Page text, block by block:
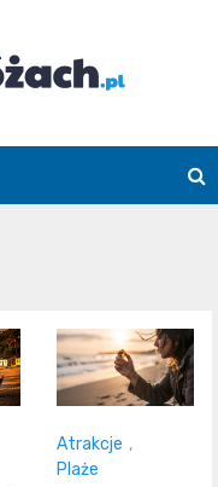
Atrakcje ,
Plaże